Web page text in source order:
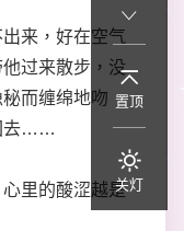
来，好在空气
过来散步，没
而缠绵地吻
去……
里的酸涩越是
置顶
关灯